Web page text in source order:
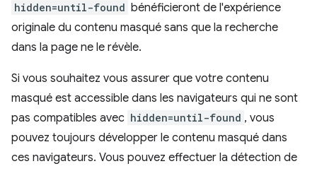
hidden=until-found bénéficieront de l'expérience
originale du contenu masqué sans que la recherche
dans la page ne le révèle.
Si vous souhaitez vous assurer que votre contenu
masqué est accessible dans les navigateurs qui ne sont
pas compatibles avec hidden=until-found , vous
pouvez toujours développer le contenu masqué dans
ces navigateurs. Vous pouvez effectuer la détection de